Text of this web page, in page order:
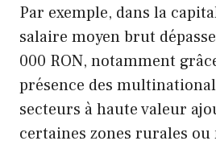
Par exemple, dans la
salaire moyen brut
000 RON, notamment
présence des
secteurs à haute valeur
certaines zones rurales ou